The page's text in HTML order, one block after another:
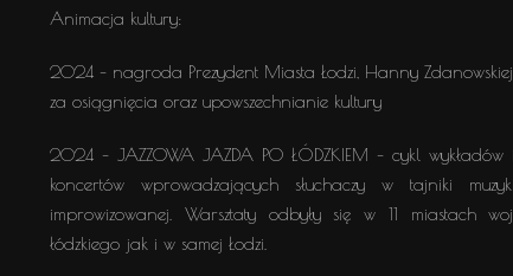
Animacja kultury:
2024 – nagroda Prezydent Miasta Łodzi, Hanny Zdanowskiej,
za osiągnięcia oraz upowszechnianie kultury
2024 – JAZZOWA JAZDA PO ŁÓDZKIEM – cykl wykładów i
koncertów wprowadzających słuchaczy w tajniki muzyki
improwizowanej. Warsztaty odbyły się w 11 miastach woj.
łódzkiego jak i w samej Łodzi.